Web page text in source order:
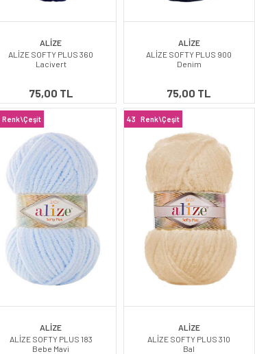
ALİZE
ALİZE SOFTY PLUS 360
Lacivert
75,00 TL
ALİZE
ALİZE SOFTY PLUS 900
Denim
75,00 TL
Renk\Çeşit
ALİZE
ALİZE SOFTY PLUS 183
Bebe Mavi
43 Renk\Çeşit
ALİZE
ALİZE SOFTY PLUS 310
Bal